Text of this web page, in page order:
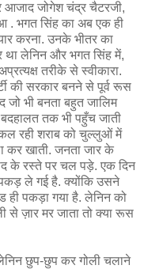
आजाद जोगेश चंद्र चैटरजी,
. भगत सिंह का अब एक ही
करना. उनके भीतर का
था लेनिन और भगत सिंह में,
तरीके से स्वीकारा.
की सरकार बनने से पूर्व रूस
जो भी बनता बहुत जालिम
तक भी पहुँच जाती
रही शराब को चुल्लुओं में
कर खाती. जनता जार के
के रस्ते पर चल पड़े. एक दिन
ले गई है. क्योंकि उसने
ही पकड़ा गया है. लेनिन को
से ज़ार मर जाता तो क्या रूस
छुप-छुप कर गोली चलाने